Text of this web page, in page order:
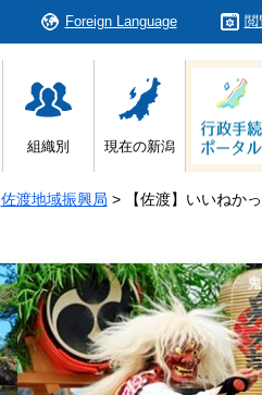
Foreign Language 閲
組織別 現在の新潟
佐渡地域振興局 >
【佐渡】いいねか